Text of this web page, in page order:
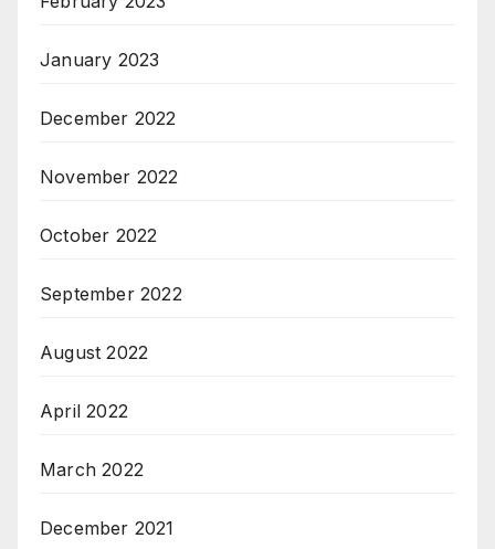
January 2023
December 2022
November 2022
October 2022
September 2022
August 2022
April 2022
March 2022
December 2021